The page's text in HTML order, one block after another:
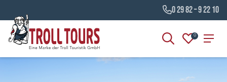
0 29 82 – 9 22 10
0